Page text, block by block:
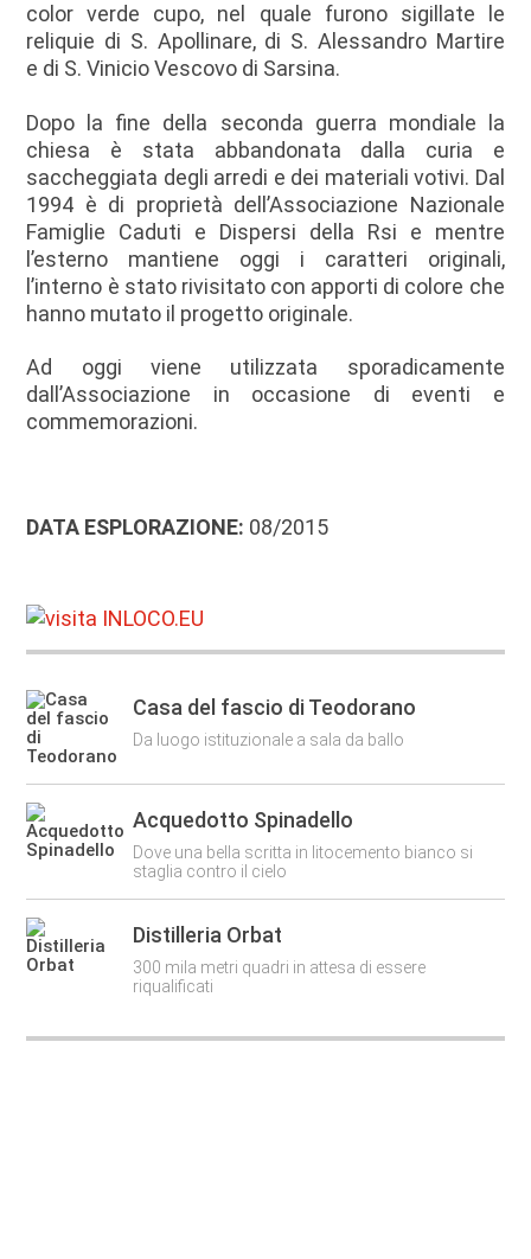
color verde cupo, nel quale furono sigillate le
reliquie di S. Apollinare, di S. Alessandro Martire
e di S. Vinicio Vescovo di Sarsina.
Dopo la fine della seconda guerra mondiale la
chiesa è stata abbandonata dalla curia e
saccheggiata degli arredi e dei materiali votivi. Dal
1994 è di proprietà dell’Associazione Nazionale
Famiglie Caduti e Dispersi della Rsi e mentre
l’esterno mantiene oggi i caratteri originali,
l’interno è stato rivisitato con apporti di colore che
hanno mutato il progetto originale.
Ad oggi viene utilizzata sporadicamente
dall’Associazione in occasione di eventi e
commemorazioni.
DATA ESPLORAZIONE: 08/2015
Casa del fascio di Teodorano
Da luogo istituzionale a sala da ballo
Acquedotto Spinadello
Dove una bella scritta in litocemento bianco si
staglia contro il cielo
Distilleria Orbat
300 mila metri quadri in attesa di essere
riqualificati